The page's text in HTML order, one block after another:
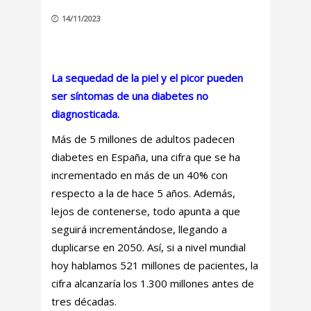
14/11/2023
La sequedad de la piel y el picor pueden
ser síntomas de una diabetes no
diagnosticada.
Más de 5 millones de adultos padecen
diabetes en España, una cifra que se ha
incrementado en más de un 40% con
respecto a la de hace 5 años. Además,
lejos de contenerse, todo apunta a que
seguirá incrementándose, llegando a
duplicarse en 2050. Así, si a nivel mundial
hoy hablamos 521 millones de pacientes, la
cifra alcanzaría los 1.300 millones antes de
tres décadas.